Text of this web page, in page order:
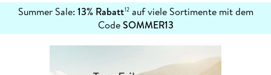
Summer Sale: 13% Rabatt12auf viele Sortimente mit dem
CodeSOMMER13
erfahren